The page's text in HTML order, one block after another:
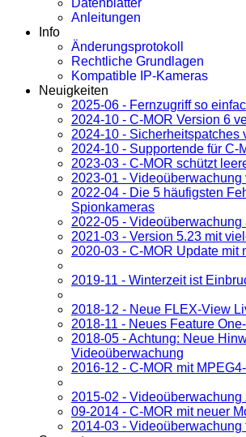
Datenblätter
Anleitungen
Info
Änderungsprotokoll
Rechtliche Grundlagen
Kompatible IP-Kameras
Neuigkeiten
2025-06 - Fernzugriff so
2024-10 - C-MOR Version 6
2024-10 - Sicherheitspatches
2024-10 - Supportende für C-
2023-03 - C-MOR schützt
2023-01 - Videoüberwachung
2022-04 - Die 5 häufigsten
Spionkameras
2022-05 - Videoüberwachung
2021-03 - Version 5.23 mit
2020-03 - C-MOR Update mit
2019-11 - Winterzeit ist
2018-12 - Neue FLEX-View
2018-11 - Neues Feature
2018-05 - Achtung: Neue
Videoüberwachung
2016-12 - C-MOR mit
2015-02 - Videoüberwachung
09-2014 - C-MOR mit neuer
2014-03 -